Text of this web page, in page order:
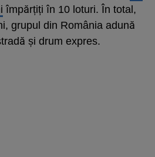
împărțiți în 10 loturi. În total,
grupul din România adună
și drum expres.